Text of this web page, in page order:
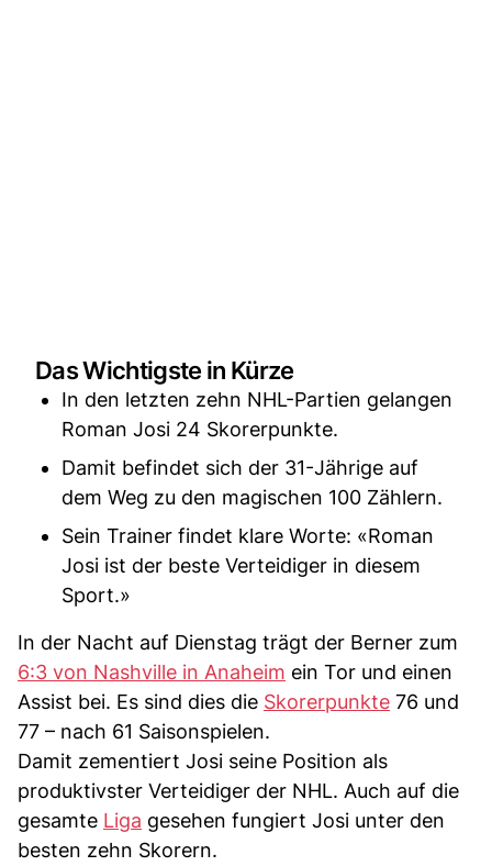
Das Wichtigste in Kürze
In den letzten zehn NHL-Partien gelangen
Roman Josi 24 Skorerpunkte.
Damit befindet sich der 31-Jährige auf
dem Weg zu den magischen 100 Zählern.
Sein Trainer findet klare Worte: «Roman
Josi ist der beste Verteidiger in diesem
Sport.»
In der Nacht auf Dienstag trägt der Berner zum
6:3 von Nashville in Anaheim ein Tor und einen
Assist bei. Es sind dies die Skorerpunkte 76 und
77 – nach 61 Saisonspielen.
Damit zementiert Josi seine Position als
produktivster Verteidiger der NHL. Auch auf die
gesamte Liga gesehen fungiert Josi unter den
besten zehn Skorern.